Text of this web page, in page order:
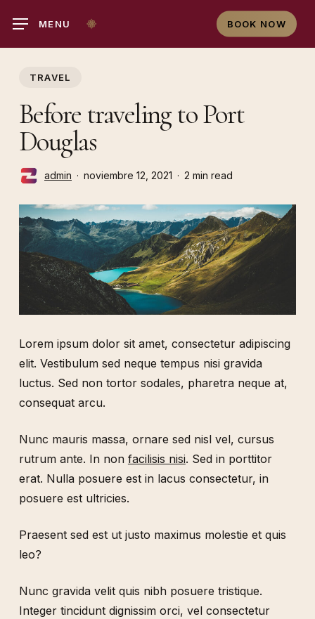
main
MENU BOOK NOW
TRAVEL
Before traveling to Port
Douglas
admin noviembre 12, 2021 2 min read
Lorem ipsum dolor sit amet, consectetur adipiscing
elit. Vestibulum sed neque tempus nisi gravida
luctus. Sed non tortor sodales, pharetra neque at,
consequat arcu.
Nunc mauris massa, ornare sed nisl vel, cursus
rutrum ante. In non facilisis nisi. Sed in porttitor
erat. Nulla posuere est in lacus consectetur, in
posuere est ultricies.
Praesent sed est ut justo maximus molestie et quis
leo?
Nunc gravida velit quis nibh posuere tristique.
Integer tincidunt dignissim orci, vel consectetur